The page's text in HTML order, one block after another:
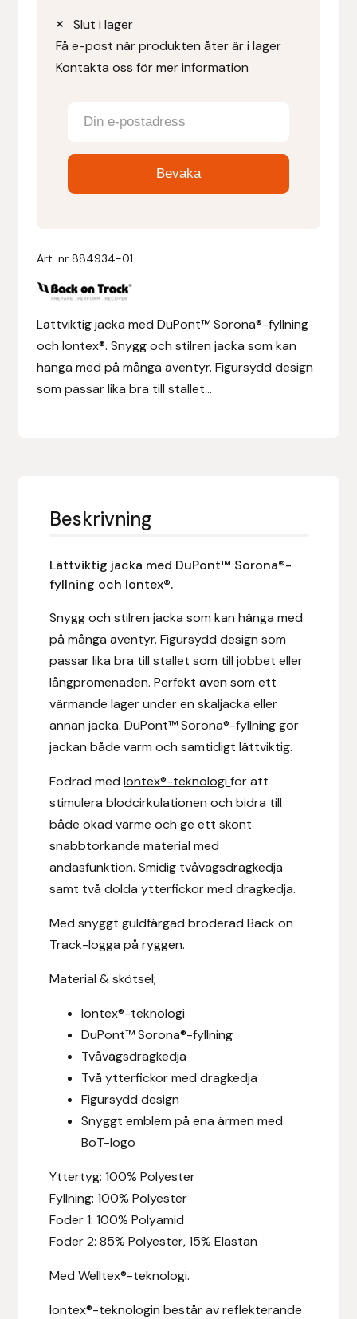
Slut i lager
Få e-post när produkten åter är i lager
Kontakta oss för mer information
Art. nr884934-01
Lättviktig jacka med DuPont™ Sorona®-fyllning
och Iontex®. Snygg och stilren jacka som kan
hänga med på många äventyr. Figursydd design
som passar lika bra till stallet...
Beskrivning
Lättviktig jacka med DuPont™ Sorona®-
fyllning och Iontex®.
Snygg och stilren jacka som kan hänga med
på många äventyr. Figursydd design som
passar lika bra till stallet som till jobbet eller
långpromenaden. Perfekt även som ett
värmande lager under en skaljacka eller
annan jacka. DuPont™ Sorona®-fyllning gör
jackan både varm och samtidigt lättviktig.
Fodrad medIontex®-teknologiför att
stimulera blodcirkulationen och bidra till
både ökad värme och ge ett skönt
snabbtorkande material med
andasfunktion. Smidig tvåvägsdragkedja
samt två dolda ytterfickor med dragkedja.
Med snyggt guldfärgad broderad Back on
Track-logga på ryggen.
Material & skötsel;
Iontex®-teknologi
DuPont™ Sorona®-fyllning
Tvåvägsdragkedja
Två ytterfickor med dragkedja
Figursydd design
Snyggt emblem på ena ärmen med
BoT-logo
Yttertyg: 100% Polyester
Fyllning: 100% Polyester
Foder 1: 100% Polyamid
Foder 2: 85% Polyester, 15% Elastan
Med Welltex®-teknologi.
Iontex®-teknologin består av reflekterande
Denni Design
Ekholm Nordic
Ekol
Eldorado
EQUES | KINGSLAND
Equipage
Eskadron
Eyjólfur Ísólfsson
Freyja
Furminator
G Boots
Globus Sport
Hansbo Sport
Hesta Gallery
Horse Guard